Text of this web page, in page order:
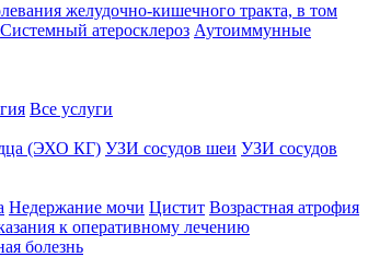
желудочно-кишечного тракта, в том
Системный атеросклероз Аутоиммунные
Все услуги
(ЭХО КГ) УЗИ сосудов шеи УЗИ сосудов
Недержание мочи Цистит Возрастная атрофия
к оперативному лечению
болезнь